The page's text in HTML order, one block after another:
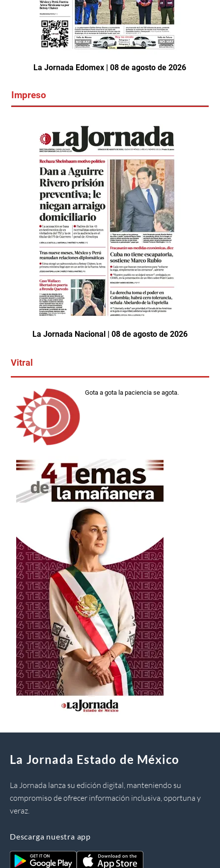
La Jornada Edomex | 08 de agosto de 2026
Impreso
La Jornada Nacional | 08 de agosto de 2026
Vitral
Gota a gota la paciencia se agota.
La Jornada Estado de México
La Jornada lanza su edición digital, manteniendo su
compromiso de ofrecer información inclusiva, oportuna y
veraz.
Descarga nuestra app